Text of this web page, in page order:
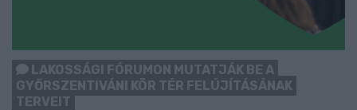
LAKOSSÁGI FÓRUMON MUTATJÁK BE A
GYŐRSZENTIVÁNI KÖR TÉR FELÚJÍTÁSÁNAK
TERVEIT